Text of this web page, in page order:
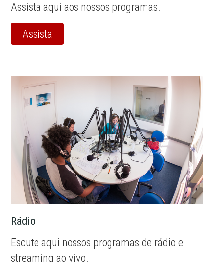
Assista aqui aos nossos programas.
Assista
Rádio
Escute aqui nossos programas de rádio e
streaming ao vivo.